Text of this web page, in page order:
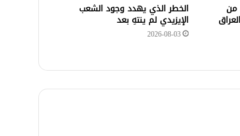
من الخطر الذي يهدد وجود الشعب
الإيزيدي لم ينتهِ بعد
2026-08-03